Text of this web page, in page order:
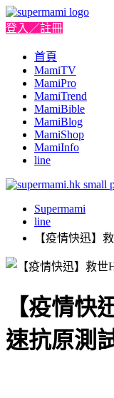
登入／註冊
首頁
MamiTV
MamiPro
MamiTrend
MamiBible
MamiBlog
MamiShop
MamiInfo
line
Supermami
line
【疫情快迅】
【疫情快
速抗原測